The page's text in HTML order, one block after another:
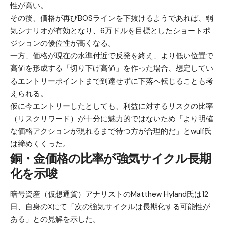
性が高い。
その後、価格が再びBOSラインを下抜けるようであれば、弱
気シナリオが有効となり、6万ドルを目標としたショートポ
ジションの優位性が高くなる。
一方、価格が現在の水準付近で反発を終え、より低い位置で
高値を形成する「切り下げ高値」を作った場合、想定してい
るエントリーポイントまで到達せずに下落へ転じることも考
えられる。
仮に今エントリーしたとしても、利益に対するリスクの比率
（リスクリワード）が十分に魅力的ではないため「より明確
な価格アクションが現れるまで待つ方が合理的だ」とwulf氏
は締めくくった。
銅・金価格の比率が強気サイクル長期
化を示唆
暗号資産（仮想通貨）アナリストのMatthew Hyland氏は12
日、自身のXにて「次の強気サイクルは長期化する可能性が
ある」との見解を示した。